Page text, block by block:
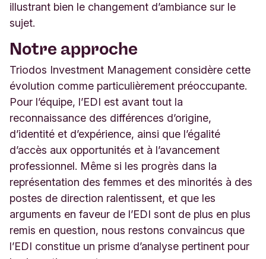
illustrant bien le changement d’ambiance sur le
sujet.
Notre approche
Triodos Investment Management considère cette
évolution comme particulièrement préoccupante.
Pour l’équipe, l’EDI est avant tout la
reconnaissance des différences d’origine,
d’identité et d’expérience, ainsi que l’égalité
d’accès aux opportunités et à l’avancement
professionnel. Même si les progrès dans la
représentation des femmes et des minorités à des
postes de direction ralentissent, et que les
arguments en faveur de l’EDI sont de plus en plus
remis en question, nous restons convaincus que
l’EDI constitue un prisme d’analyse pertinent pour